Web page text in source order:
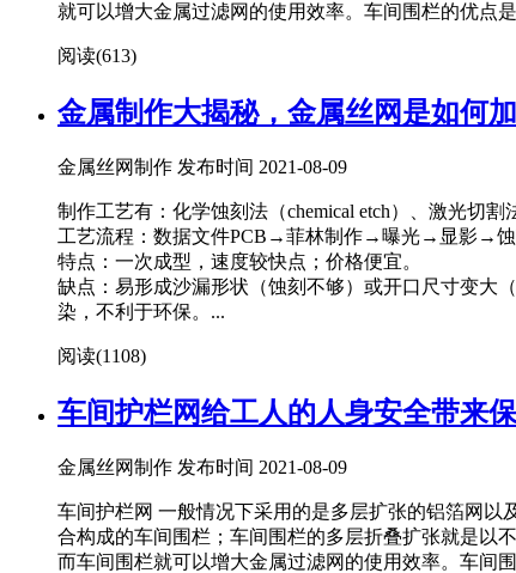
就可以增大金属过滤网的使用效率。车间围栏的优点
阅读(613)
金属制作大揭秘，金属丝网是如何
金属丝网制作 发布时间 2021-08-09
制作工艺有：化学蚀刻法（chemical etch）、激光切割
工艺流程：数据文件PCB→菲林制作→曝光→显影→
特点：一次成型，速度较快点；价格便宜。
缺点：易形成沙漏形状（蚀刻不够）或开口尺寸变大
染，不利于环保。...
阅读(1108)
车间护栏网给工人的人身安全带来保
金属丝网制作 发布时间 2021-08-09
车间护栏网 一般情况下采用的是多层扩张的铝箔网
合构成的车间围栏；车间围栏的多层折叠扩张就是以
而车间围栏就可以增大金属过滤网的使用效率。车间